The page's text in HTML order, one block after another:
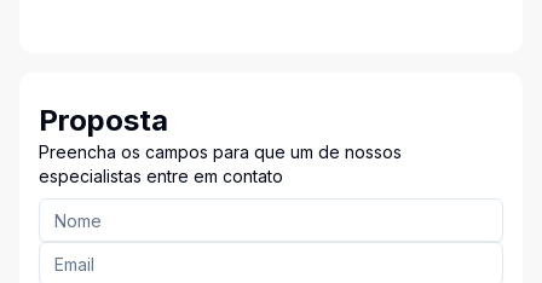
Proposta
Preencha os campos para que um de nossos
especialistas entre em contato